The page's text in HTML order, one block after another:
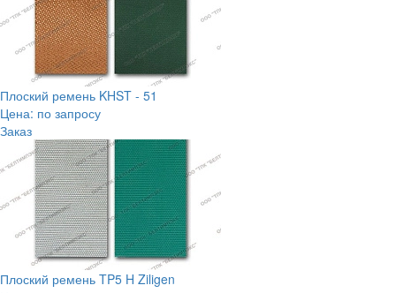
Плоский ремень KHST - 51
Цена: по запросу
Заказ
Плоский ремень TP5 H Ziligen